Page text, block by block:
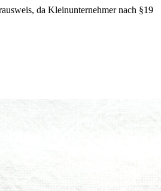
da Kleinunternehmer nach §19